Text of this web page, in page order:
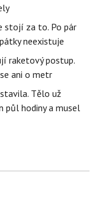
stojí za to. Po pár
neexistuje
raketový postup.
ani o metr
Tělo už
půl hodiny a musel